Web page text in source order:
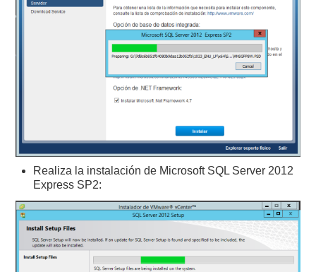
Realiza la instalación de Microsoft SQL Server 2012
Express SP2: